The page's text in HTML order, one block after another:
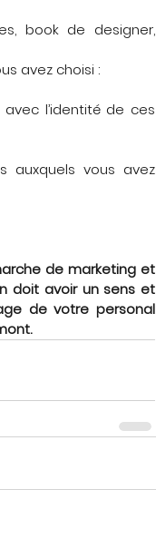
book de designer,
avez choisi :
l’identité de ces
auxquels vous avez
de marketing et
doit avoir un sens et
de votre personal